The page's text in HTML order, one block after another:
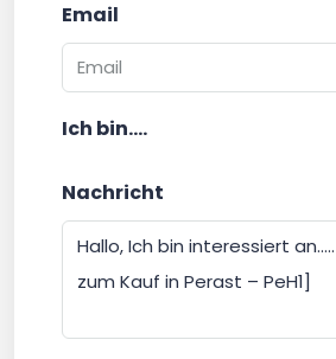
Email
Ich bin....
Nachricht